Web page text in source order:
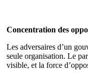
Concentration des
Les adversaires d’un
seule organisation. Le
visible, et la force